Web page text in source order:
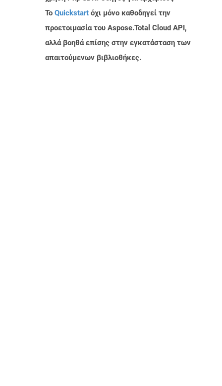
Το Quickstart όχι μόνο καθοδηγεί την
προετοιμασία του Aspose.Total Cloud API,
αλλά βοηθά επίσης στην εγκατάσταση των
απαιτούμενων βιβλιοθήκες.